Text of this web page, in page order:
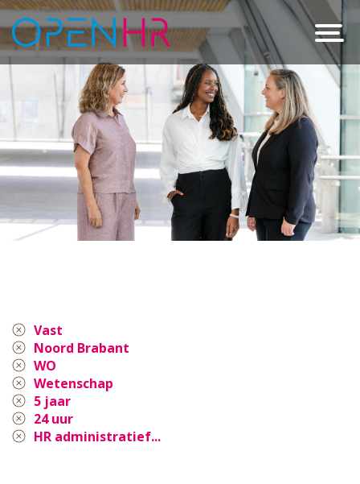
Vast
Noord Brabant
WO
Wetenschap
5 jaar
24 uur
HR administratief...